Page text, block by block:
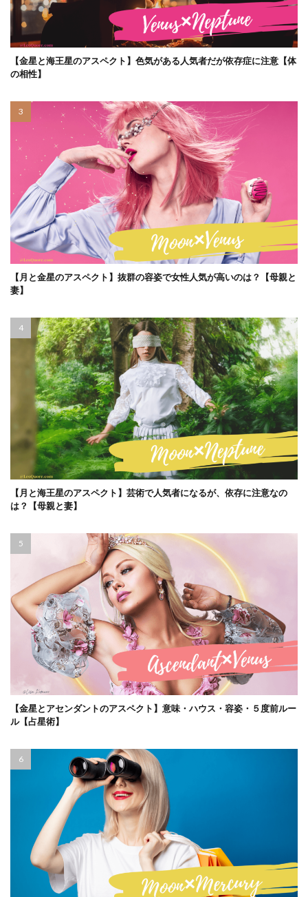
【金星と海王星のアスペクト】色気がある人気者だが依存症に注意【体
の相性】
【月と金星のアスペクト】抜群の容姿で女性人気が高いのは？【母親と
妻】
【月と海王星のアスペクト】芸術で人気者になるが、依存に注意なの
は？【母親と妻】
【金星とアセンダントのアスペクト】意味・ハウス・容姿・５度前ルー
ル【占星術】